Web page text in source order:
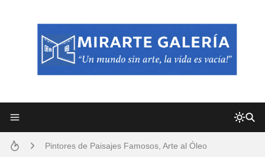
Pintores de Paisajes Famosos, Arte al Óleo